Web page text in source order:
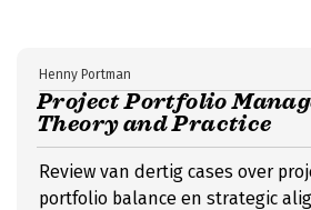
Project Portfolio
Theory and Practice
Henny Portman
Review van dertig cases over
portfolio balance en strategic